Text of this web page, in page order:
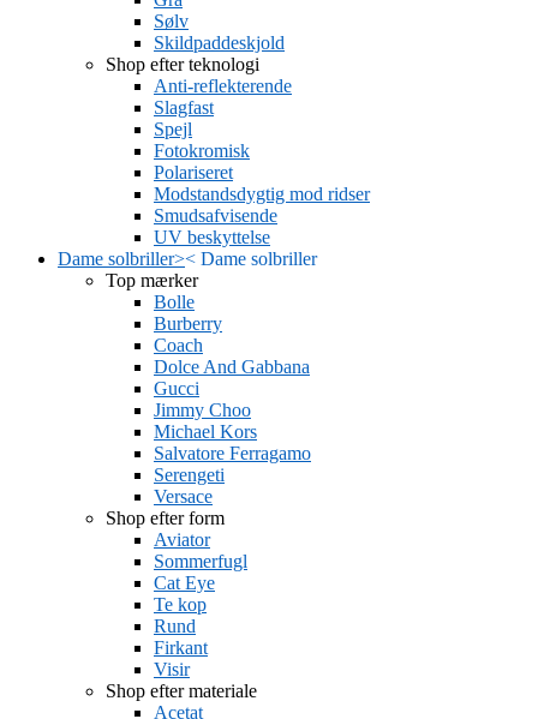
Sølv
Skildpaddeskjold
Shop efter teknologi
Anti-reflekterende
Slagfast
Spejl
Fotokromisk
Polariseret
Modstandsdygtig mod ridser
Smudsafvisende
UV beskyttelse
Dame solbriller>< Dame solbriller
Top mærker
Bolle
Burberry
Coach
Dolce And Gabbana
Gucci
Jimmy Choo
Michael Kors
Salvatore Ferragamo
Serengeti
Versace
Shop efter form
Aviator
Sommerfugl
Cat Eye
Te kop
Rund
Firkant
Visir
Shop efter materiale
Acetat